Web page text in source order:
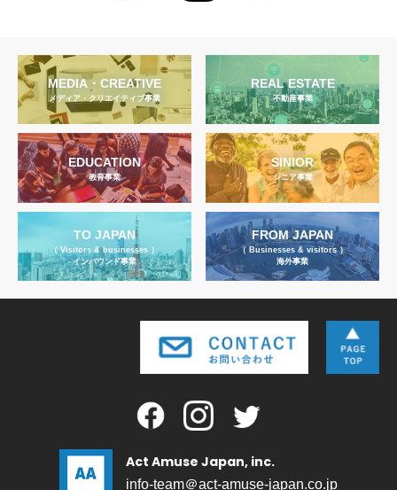
MEDIA・CREATIVE
メディア・クリエイティブ事業
REAL ESTATE
不動産事業
EDUCATION
教育事業
SINIOR
シニア事業
TO JAPAN
（ Visitors & businesses ）
インバウンド事業
FROM JAPAN
（ Businesses & visitors ）
海外事業
Act Amuse Japan, inc.
info-team＠act-amuse-japan.co.jp